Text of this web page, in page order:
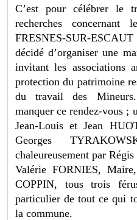
C’est pour célébrer le
recherches
FRESNES-SUR-
décidé d’organiser une
invitant les associations
protection du patrimoine
du travail des
manquer ce rendez-vous ;
Jean-Louis et Jean
Georges
chaleureusement par
Valérie FORNIES,
COPPIN, tous trois
particulier de tout ce qui
la commune.